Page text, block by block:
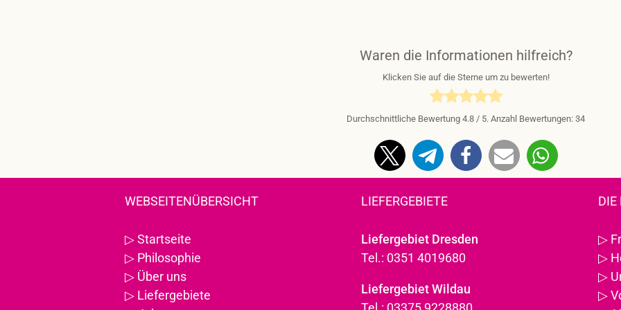
Waren die Informationen hilfreich?
Klicken Sie auf die Sterne um zu bewerten!
Durchschnittliche Bewertung 4.8 / 5. Anzahl Bewertungen: 34
WEBSEITENÜBERSICHT
▷Startseite
▷ Philosophie
▷ Über uns
▷ Liefergebiete
LIEFERGEBIETE
Liefergebiet Dresden
Tel.: 0351 4019680
Liefergebiet Wildau
DIE
▷
▷
▷
▷